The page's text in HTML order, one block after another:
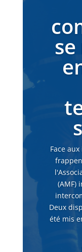
Face
(AMF)
Deux
été mis